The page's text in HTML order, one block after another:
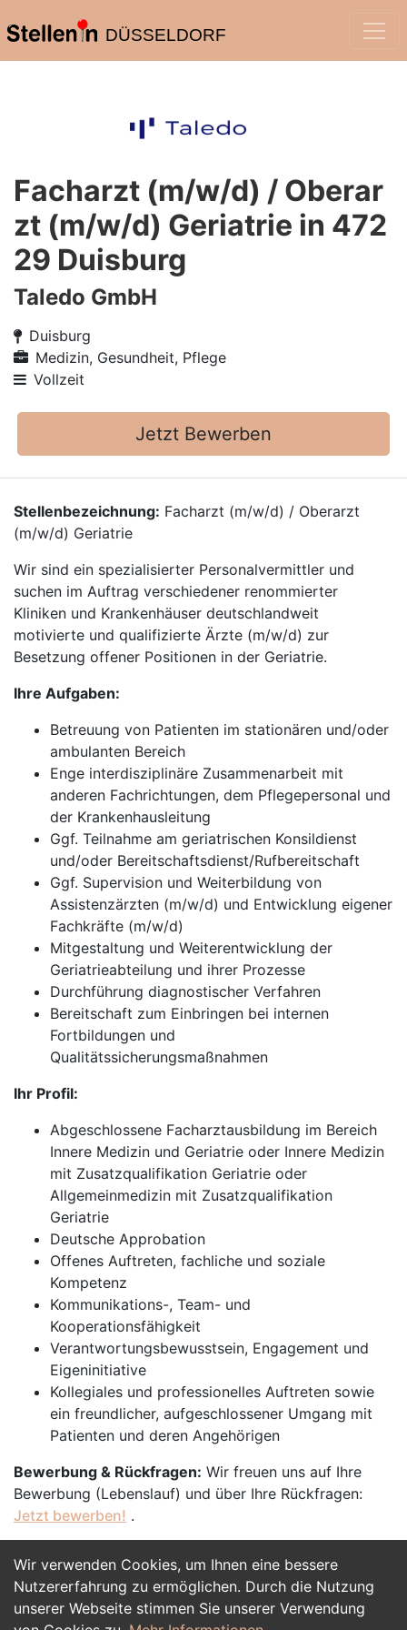
DÜSSELDORF
Wir verwenden Cookies, um Ihnen eine bessere
Nutzererfahrung zu ermöglichen. Durch die Nutzung
unserer Webseite stimmen Sie unserer Verwendung
Facharzt (m/w/d) / Oberar
zt (m/w/d) Geriatrie in 472
29 Duisburg
Taledo GmbH
Duisburg
Medizin, Gesundheit, Pflege
Vollzeit
Jetzt Bewerben
Stellenbezeichnung: Facharzt (m/w/d) / Oberarzt
(m/w/d) Geriatrie
Wir sind ein spezialisierter Personalvermittler und
suchen im Auftrag verschiedener renommierter
Kliniken und Krankenhäuser deutschlandweit
motivierte und qualifizierte Ärzte (m/w/d) zur
Besetzung offener Positionen in der Geriatrie.
Ihre Aufgaben:
Betreuung von Patienten im stationären und/oder
ambulanten Bereich
Enge interdisziplinäre Zusammenarbeit mit
anderen Fachrichtungen, dem Pflegepersonal und
der Krankenhausleitung
Ggf. Teilnahme am geriatrischen Konsildienst
und/oder Bereitschaftsdienst/Rufbereitschaft
Ggf. Supervision und Weiterbildung von
Assistenzärzten (m/w/d) und Entwicklung eigener
Fachkräfte (m/w/d)
Mitgestaltung und Weiterentwicklung der
Geriatrieabteilung und ihrer Prozesse
Durchführung diagnostischer Verfahren
Bereitschaft zum Einbringen bei internen
Fortbildungen und
Qualitätssicherungsmaßnahmen
Ihr Profil:
Abgeschlossene Facharztausbildung im Bereich
Innere Medizin und Geriatrie oder Innere Medizin
mit Zusatzqualifikation Geriatrie oder
Allgemeinmedizin mit Zusatzqualifikation
Geriatrie
Deutsche Approbation
Offenes Auftreten, fachliche und soziale
Kompetenz
Kommunikations-, Team- und
Kooperationsfähigkeit
Verantwortungsbewusstsein, Engagement und
Eigeninitiative
Kollegiales und professionelles Auftreten sowie
ein freundlicher, aufgeschlossener Umgang mit
Patienten und deren Angehörigen
Bewerbung & Rückfragen: Wir freuen uns auf Ihre
Bewerbung (Lebenslauf) und über Ihre Rückfragen:
Jetzt bewerben! .
Jetzt Bewerben